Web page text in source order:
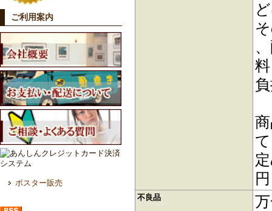
ご利用案内
ポスター販売
不良品